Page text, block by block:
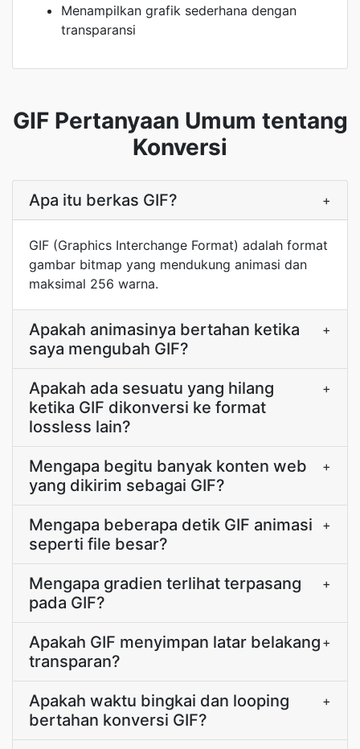
Menampilkan grafik sederhana dengan
transparansi
GIF Pertanyaan Umum tentang
Konversi
Apa itu berkas GIF? +
GIF (Graphics Interchange Format) adalah format
gambar bitmap yang mendukung animasi dan
maksimal 256 warna.
Apakah animasinya bertahan ketika
saya mengubah GIF?
+
Apakah ada sesuatu yang hilang
ketika GIF dikonversi ke format
lossless lain?
+
Mengapa begitu banyak konten web
yang dikirim sebagai GIF?
+
Mengapa beberapa detik GIF animasi
seperti file besar?
+
Mengapa gradien terlihat terpasang
pada GIF?
+
Apakah GIF menyimpan latar belakang
transparan?
+
Apakah waktu bingkai dan looping
bertahan konversi GIF?
+